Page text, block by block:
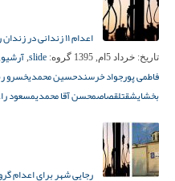
اعدام ۱۱ زندانی در زندان رجایی شهر کرج
تاریخ: خرداد 5ام, 1395 گروه: slide
, آرشیو
فاطمی پورجواد خرسندحسین محمدیخسرو
بخشایشقتلقصاصمحسن آقا محمدیمسعود